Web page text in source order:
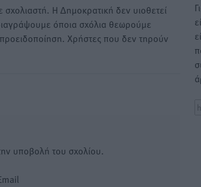
Η Δημοκρατική δεν υιοθετεί
όποια σχόλια θεωρούμε
Χρήστες που δεν τηρούν
υποβολή του σχολίου.